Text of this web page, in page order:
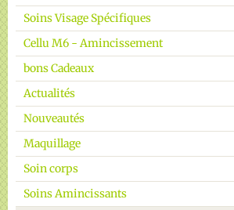
Tarifs
Galerie vidéos
Epilation Radicale
Réserver un Rendez Vous
Soins Visage Spécifiques
Cellu M6 - Amincissement
bons Cadeaux
Actualités
Nouveautés
Maquillage
Soin corps
Soins Amincissants